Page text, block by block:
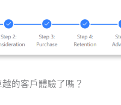
的客戶體驗了嗎？